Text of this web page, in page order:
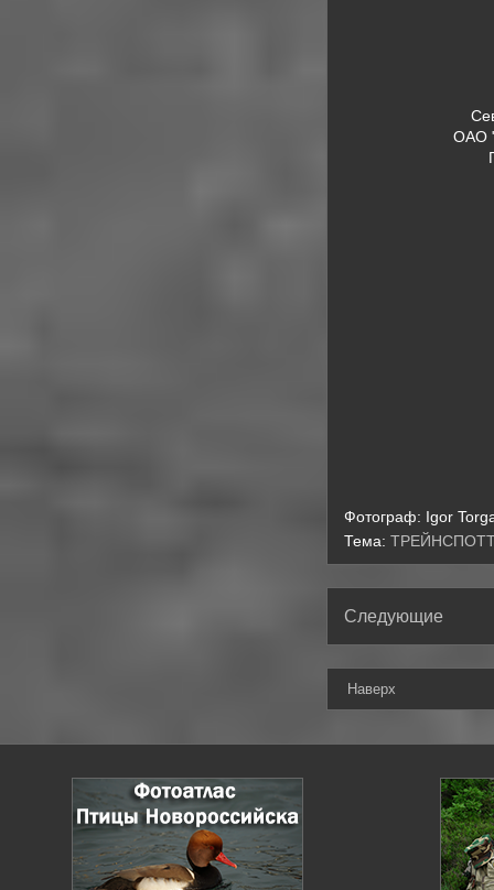
ОАО
Фотограф: Igor
Тема:
Следующие
Наверх